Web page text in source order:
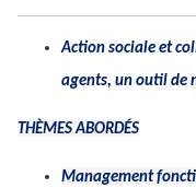
Action sociale et
agents, un outil de
THÈMES ABORDÉS
Management